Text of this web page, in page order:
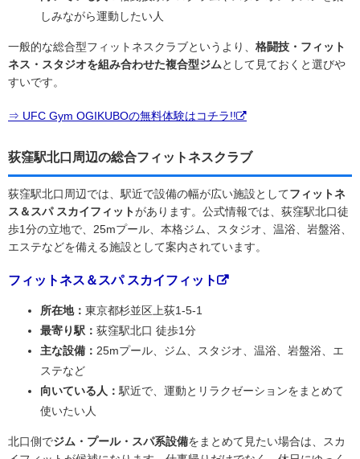
しみながら運動したい人
一般的な総合型フィットネスクラブというより、 格闘技・フィット
ネス・スタジオを組み合わせた複合型ジムとして見ておくと選びや
すいです。
⇒ UFC Gym OGIKUBOの無料体験はコチラ!!
荻窪駅北口周辺の総合フィットネスクラブ
荻窪駅北口周辺では、駅近で設備の幅が広い施設としてフィットネ
ス＆スパ スカイフィットがあります。公式情報では、荻窪駅北口徒
歩1分の立地で、25mプール、本格ジム、スタジオ、温浴、岩盤浴、
エステなどを備える施設として案内されています。
フィットネス＆スパ スカイフィット
所在地： 東京都杉並区上荻1-5-1
最寄り駅： 荻窪駅北口 徒歩1分
主な設備： 25mプール、ジム、スタジオ、温浴、岩盤浴、エ
ステなど
向いている人： 駅近で、運動とリラクゼーションをまとめて
使いたい人
北口側でジム・プール・スパ系設備をまとめて見たい場合は、スカ